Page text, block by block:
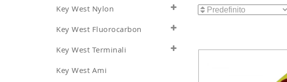
Key West Nylon
Key West Fluorocarbon
Key West Terminali
Key West Ami